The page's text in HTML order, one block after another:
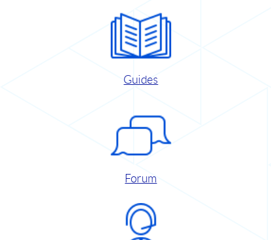
Guides
Forum